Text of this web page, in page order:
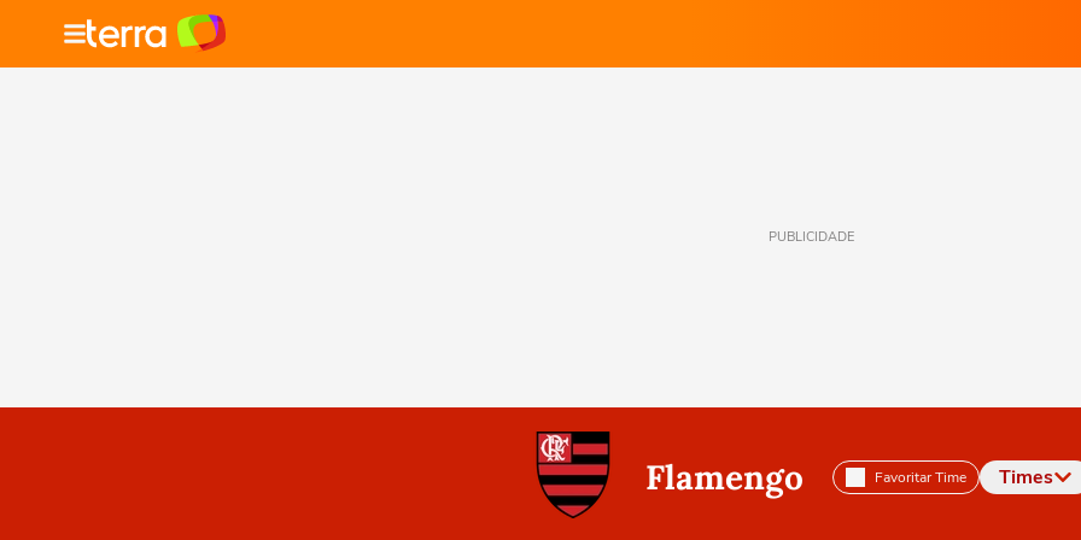
PUBLICIDADE
Flamengo Favoritar Time Times